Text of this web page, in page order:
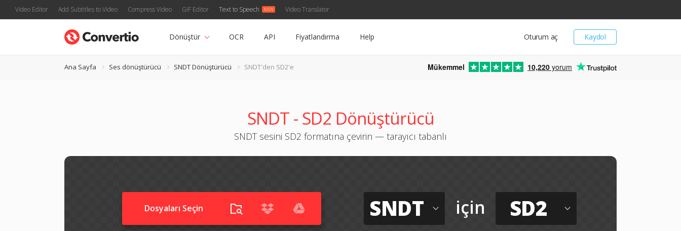
Video Editor Add Subtitles to Video Compress Video GIF Editor Text to Speech Video Translator
Kaydol
Oturum aç
Dönüştür OCR API Fiyatlandırma Help
Ana Sayfa Ses dönüştürücü SNDT Dönüştürücü SNDT'den SD2'e Mükemmel 10,220 yorum
SNDT - SD2 Dönüştürücü
SNDT sesini SD2 formatına çevirin — tarayıcı tabanlı
Dosyaları Seçin SNDT için SD2